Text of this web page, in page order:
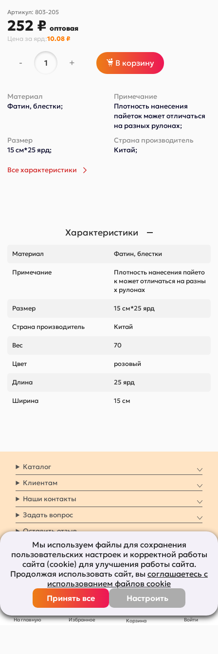
На главную Избранное Корзина Войти
Артикул: 803-205
252 ₽ оптовая
Цена за ярд:10.08 ₽
- + В корзину
Материал
Фатин, блестки;
Примечание
Плотность нанесения
пайеток может отличаться
на разных рулонах;
Размер
15 см*25 ярд;
Страна производитель
Китай;
Все характеристики
Характеристики
Материал Фатин, блестки
Примечание
Плотность нанесения пайето
к может отличаться на разны
х рулонах
Размер 15 см*25 ярд
Страна производитель Китай
Вес 70
Цвет розовый
Длина 25 ярд
Ширина 15 см
Каталог
Клиентам
Наши контакты
Задать вопрос
Оставить отзыв
8 800 7009 161 Заказать звонок
Наши социальные
сети
Все права защищены © 2011-2026bolshepodarkov.ru
Мы используем файлы для сохранения
пользовательских настроек и корректной работы
сайта (cookie) для улучшения работы сайта.
Продолжая использовать сайт, вы соглашаетесь с
использованием файлов cookie
Принять все
Настроить